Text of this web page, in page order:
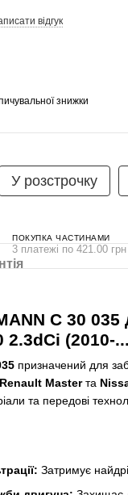
відгук
знижки
У розстрочку
ПОКУПКА ЧАСТИНАМИ
3 платежі по 421.00 грн
C 30
2.3dCi (2010-
призначений для
Renault Masterта
та передові
Затримує